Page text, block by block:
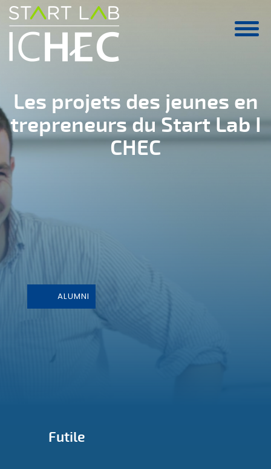
Aller au contenu principal
Les projets des jeunes en
trepreneurs du Start Lab I
CHEC
ALUMNI
Futile